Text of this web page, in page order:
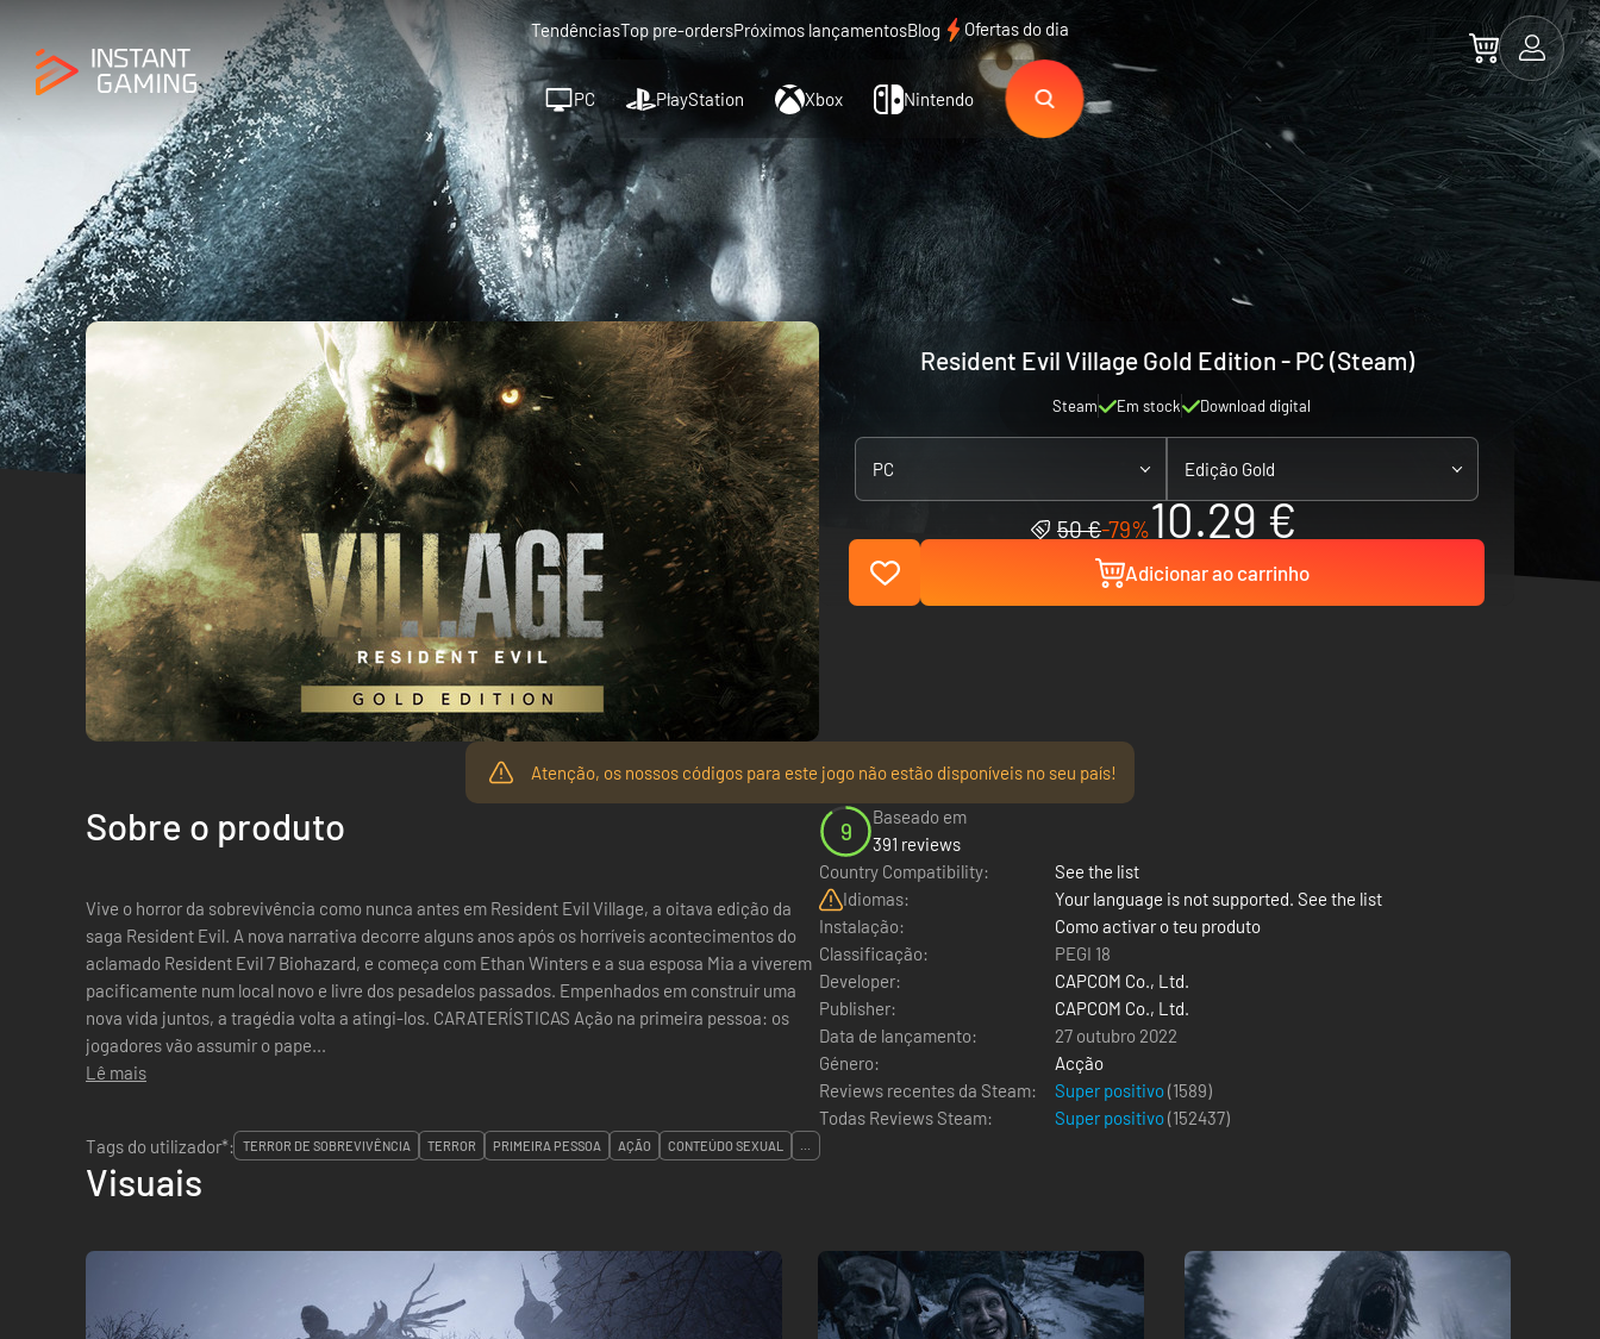
TendênciasTop pre-ordersPróximos lançamentosBlog Ofertas do dia
PC PlayStation Xbox Nintendo
Resident Evil Village Gold Edition - PC (Steam)
Steam Em stock Download digital
PC Edição Gold
50 €-79%10.29 €
Adicionar ao carrinho
Atenção, os nossos códigos para este jogo não estão disponíveis no seu país!
Sobre o produto
Vive o horror da sobrevivência como nunca antes em Resident Evil Village, a oitava edição da
saga Resident Evil. A nova narrativa decorre alguns anos após os horríveis acontecimentos do
aclamado Resident Evil 7 Biohazard, e começa com Ethan Winters e a sua esposa Mia a viverem
pacificamente num local novo e livre dos pesadelos passados. Empenhados em construir uma
nova vida juntos, a tragédia volta a atingi-los. CARATERÍSTICAS Ação na primeira pessoa: os
jogadores vão assumir o pape...
Lê mais
9
Baseado em
391 reviews
Country Compatibility:
See the list
Idiomas:
Your language is not supported. See the list
Instalação:
Como activar o teu produto
Classificação:
PEGI 18
Developer:
CAPCOM Co., Ltd.
Publisher:
CAPCOM Co., Ltd.
Data de lançamento:
27 outubro 2022
Género:
Acção
Reviews recentes da Steam:
Super positivo(1589)
Todas Reviews Steam:
Super positivo(152437)
Tags do utilizador*:
TERROR DE SOBREVIVÊNCIA TERROR PRIMEIRA PESSOA AÇÃO CONTEÚDO SEXUAL ...
Visuais